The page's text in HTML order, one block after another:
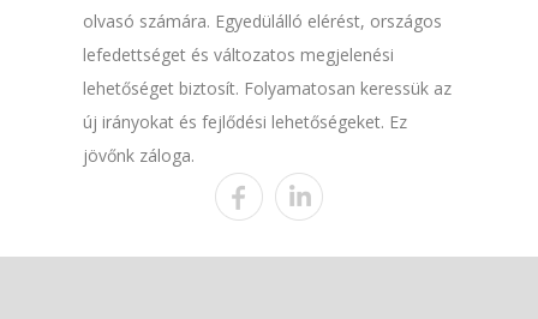
olvasó számára. Egyedülálló elérést, országos
lefedettséget és változatos megjelenési
lehetőséget biztosít. Folyamatosan keressük az
új irányokat és fejlődési lehetőségeket. Ez
jövőnk záloga.